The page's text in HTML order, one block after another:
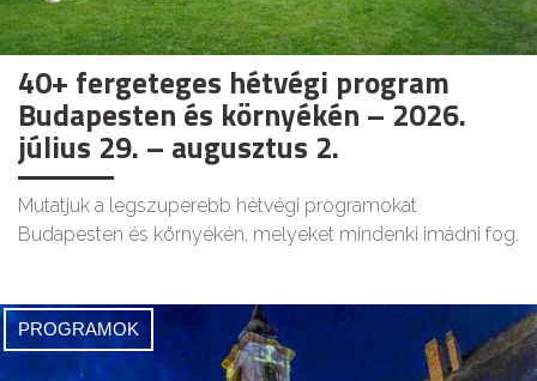
40+ fergeteges hétvégi program
Budapesten és környékén – 2026.
július 29. – augusztus 2.
Mutatjuk a legszuperebb hétvégi programokat
Budapesten és környékén, melyeket mindenki imádni fog.
PROGRAMOK